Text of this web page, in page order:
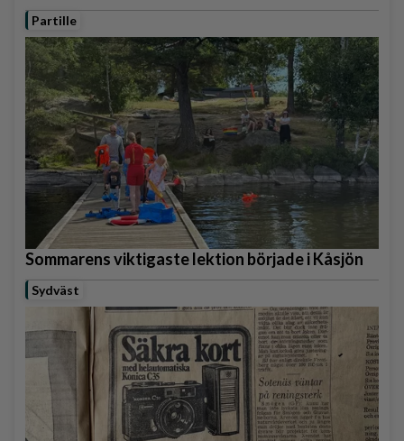
Partille
Sommarens viktigaste lektion började i Kåsjön
Sydväst